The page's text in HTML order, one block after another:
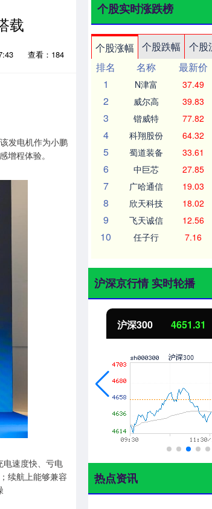
载
查看：184
发电机作为小鹏
增程体验。
电速度快、亏电
续航上能够兼容
个股实时涨跌榜
个股涨幅 个股跌幅 个股
排名
名称 最新价
1
N津富 37.49
2 威尔高 39.83
3 锴威特 77.82
4 科翔股份 64.32
5 蜀道装备 33.61
6 中巨芯 27.85
7 广哈通信 19.03
8 欣天科技 18.02
9 飞天诚信 12.56
10 任子行 7.16
沪深京行情 实时轮播
4651.31 -6.85
热点资讯